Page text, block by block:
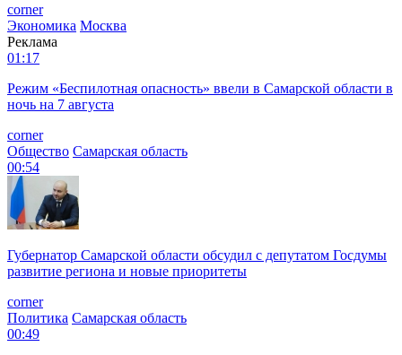
corner
Экономика Москва
Реклама
01:17
Режим «Беспилотная опасность» ввели в Самарской области в
ночь на 7 августа
corner
Общество Самарская область
00:54
Губернатор Самарской области обсудил с депутатом Госдумы
развитие региона и новые приоритеты
corner
Политика Самарская область
00:49